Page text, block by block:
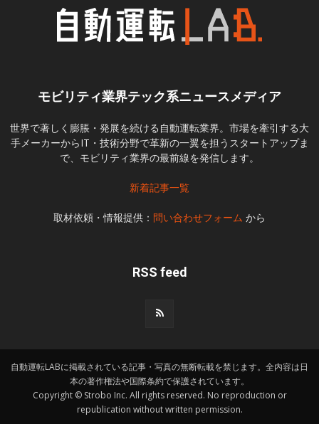
モビリティ業界テック系ニュースメディア
世界で著しく膨脹・発展を続ける自動運転業界。市場を牽引する大
手メーカーからIT・技術分野で革新の一翼を担うスタートアップま
で、モビリティ業界の最前線を発信します。
新着記事一覧
取材依頼・情報提供： 問い合わせフォーム から
RSS feed
自動運転LABに掲載されている記事・写真の無断転載を禁じます。全内容は日
本の著作権法や国際条約で保護されています。
Copyright © Strobo Inc. All rights reserved. No reproduction or
republication without written permission.